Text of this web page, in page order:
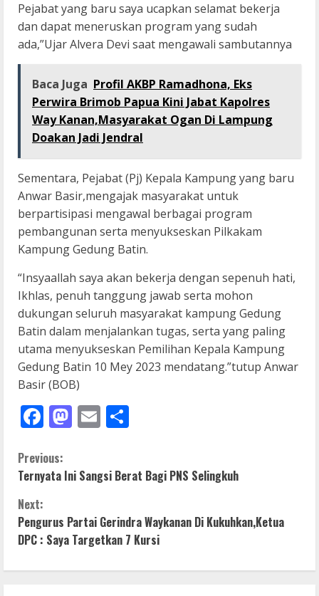
Pejabat yang baru saya ucapkan selamat bekerja
dan dapat meneruskan program yang sudah
ada,”Ujar Alvera Devi saat mengawali sambutannya
Baca Juga Profil AKBP Ramadhona, Eks
Perwira Brimob Papua Kini Jabat Kapolres
Way Kanan,Masyarakat Ogan Di Lampung
Doakan Jadi Jendral
Sementara, Pejabat (Pj) Kepala Kampung yang baru
Anwar Basir,mengajak masyarakat untuk
berpartisipasi mengawal berbagai program
pembangunan serta menyukseskan Pilkakam
Kampung Gedung Batin.
“Insyaallah saya akan bekerja dengan sepenuh hati,
Ikhlas, penuh tanggung jawab serta mohon
dukungan seluruh masyarakat kampung Gedung
Batin dalam menjalankan tugas, serta yang paling
utama menyukseskan Pemilihan Kepala Kampung
Gedung Batin 10 Mey 2023 mendatang.”tutup Anwar
Basir (BOB)
Facebook
Mastodon
Email
C
o
n
t
Previous:
Ternyata Ini Sangsi Berat Bagi PNS Selingkuh
Next:
Pengurus Partai Gerindra Waykanan Di Kukuhkan,Ketua
DPC : Saya Targetkan 7 Kursi